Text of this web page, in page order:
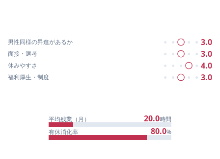
男性同様の昇進があるか ● ● 〇 ● ● 3.0
面接・選考 ● ● 〇 ● ● 3.0
休みやすさ ● ● ● 〇 ● 4.0
福利厚生・制度 ● ● 〇 ● ● 3.0
平均残業（月） 20.0時間
有休消化率
80.0%